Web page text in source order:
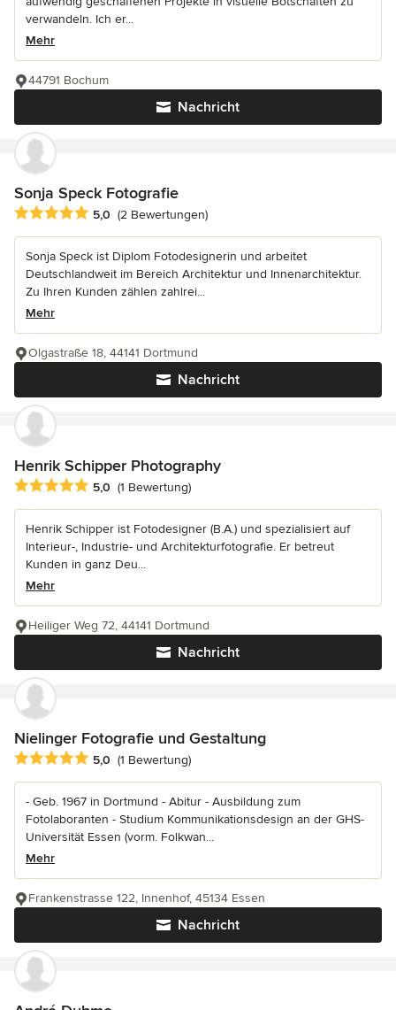
verwandeln. Ich er...
Mehr
Nachricht
44791 Bochum
Sonja Speck Fotografie
Durchschnittliche Bewertung: 5 von 5 Sternen
5,0 (2 Bewertungen)
Sonja Speck ist Diplom Fotodesignerin und arbeitet
Deutschlandweit im Bereich Architektur und Innenarchitektur.
Zu Ihren Kunden zählen zahlrei...
Mehr
Nachricht
Olgastraße 18, 44141 Dortmund
Henrik Schipper Photography
Durchschnittliche Bewertung: 5 von 5 Sternen
5,0 (1 Bewertung)
Henrik Schipper ist Fotodesigner (B.A.) und spezialisiert auf
Interieur-, Industrie- und Architekturfotografie. Er betreut
Kunden in ganz Deu...
Mehr
Nachricht
Heiliger Weg 72, 44141 Dortmund
Nielinger Fotografie und Gestaltung
Durchschnittliche Bewertung: 5 von 5 Sternen
5,0 (1 Bewertung)
- Geb. 1967 in Dortmund - Abitur - Ausbildung zum
Fotolaboranten - Studium Kommunikationsdesign an der GHS-
Universität Essen (vorm. Folkwan...
Mehr
Nachricht
Frankenstrasse 122, Innenhof, 45134 Essen